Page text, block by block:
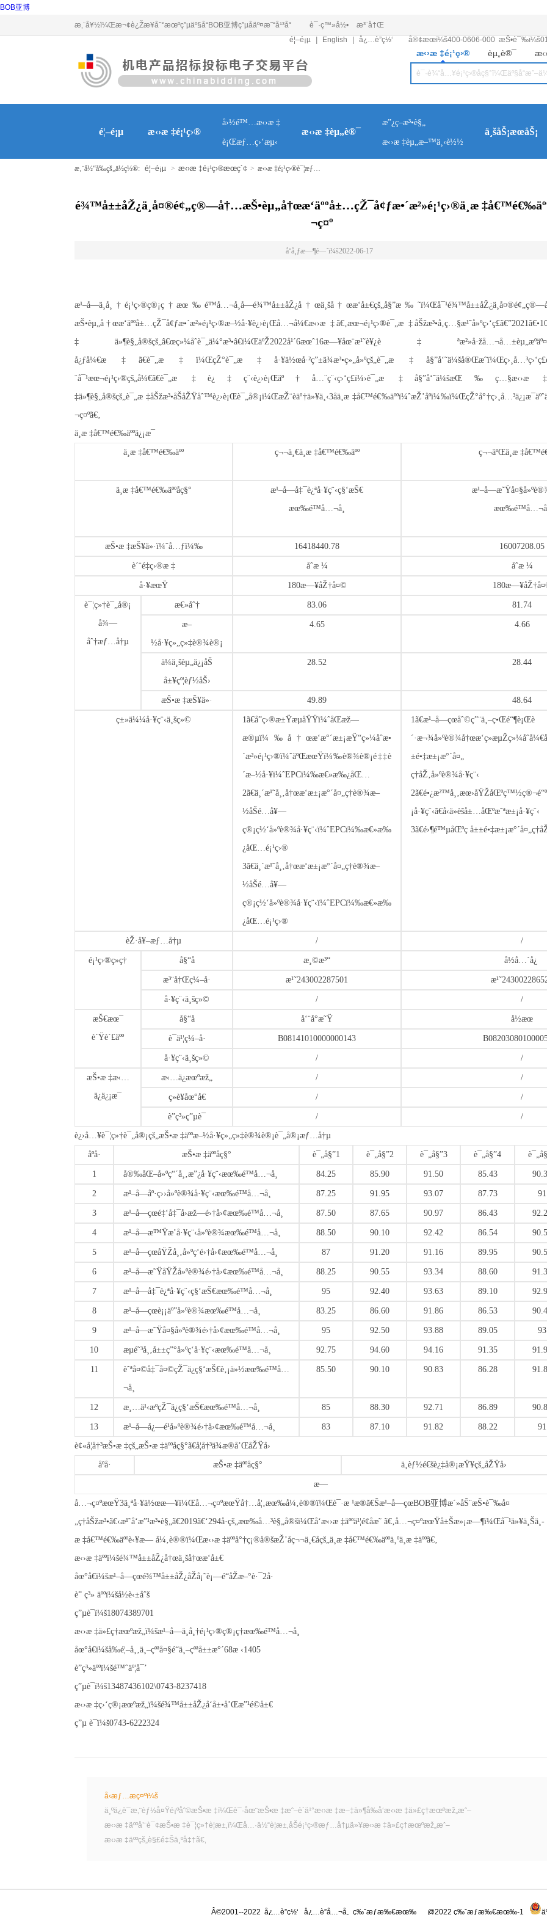
BOB亚博
æ‚¨å¥½ï¼Œæ¬¢è¿Žæ¥åˆ°æœºç”µäº§å“BOB亚博ç”µå­äº¤æ˜“å¹³å° è¯·ç™»å½•
æ³¨å†Œ
é¦–é¡µ
English å¿…è”ç½‘ å®¢æœï¼š400-0606-000
æ‹›æ ‡é¡¹ç›® èµ„è®¯
é¦–é¡µ æ‹›æ ‡é¡¹ç›®
å›½é™…æ‹›æ ‡
è¡Œæƒ…ç›‘æµ‹
æ‹›æ ‡èµ„è®¯
æ”¿ç­–æ³•è§„
æ‹›æ ‡èµ„æ–™ä¸‹è½½
ä¸šåŠ¡æœåŠ¡
æ‚¨å½“å‰çš„ä½ç½®: é¦–é¡µ > æ‹›æ ‡é¡¹ç›®æœç´¢ > æ‹›æ ‡é¡¹ç›®è¯¦æƒ…
é¾™å±±åŽ¿ä¸­å¤®é¢„ç®—å†…æŠ•èµ„å†œæ‘äººå±…çŽ¯å¢ƒæ•´æ²»é¡¹ç›®ä¸­æ
¬ç¤º
å‘å¸ƒæ—¶é—´ï¼š2022-06-17
æŠ•èµ„å†œæ‘äººå±…çŽ¯å¢ƒæ•´æ²»é¡¹ç›®æ–½å·¥è¿›è¡Œå…¬å¼€æ‹›æ ‡ã€‚æœ¬é¡¹ç›®è¯„æ
å¿ƒå¼€æ ‡ã€è¯„æ ‡ï¼ŒçŽ°è¯„æ ‡å·¥ä½œå·²ç”±ä¾æ³•ç»„å»ºçš„è¯„æ
¨å¯¹æœ¬é¡¹ç›®çš„å¼€ã€è¯„æ ‡è¿‡ç¨‹è¿›è¡Œäº†å…¨ç¨‹ç›‘ç£ï¼›è¯„æ
‡ä»¶è§„å®šçš„è¯„æ ‡åŠžæ³•åŠåŽŸåˆ™è¿›è¡Œè¯„å®¡ï¼ŒæŽ¨èäº†ä»¥ä¸‹3åä¸­æ
¬ç¤ºã€‚
ä¸­æ ‡å€™é€‰äººä¿¡æ¯
ä¸­æ ‡å€™é€‰äºº ç¬¬ä¸€ä¸­æ ‡å€™é€‰äºº ç¬¬äºŒä¸­æ
ä¸­æ ‡å€™é€‰äººåç§°
æ¹–å—å‡¯è¿ªå·¥ç¨‹ç§‘æŠ€
æœ‰é™å…¬å¸
æŠ•æ ‡æŠ¥ä»·ï¼ˆå…ƒï¼‰ 16418440.78 16007208.05
è´¨é‡ç›®æ ‡ åˆæ ¼ åˆæ ¼
å·¥æœŸ 180æ—¥åŽ†å¤©
è¯¦ç»†è¯„å®¡
å¾—
åˆ†æƒ…å†µ
æ€»åˆ† 83.06 81.74
æ–
½å·¥ç»„ç»‡è®¾è®¡
4.65 4.66
ä¼ä¸šèµ„ä¿¡åŠ
å±¥çº¦èƒ½åŠ›
28.52 28.44
æŠ•æ ‡æŠ¥ä»· 49.89 48.64
ç±»ä¼¼å·¥ç¨‹ä¸šç»©
1ã€å­”ç›®æ±ŸæµåŸŸï¼ˆåŒæž—
æ®µï¼‰å†œæ‘æ°´æ±¡æŸ“ç»¼åˆæ•
´æ²»é¡¹ç›®ï¼ˆäºŒæœŸï¼‰è®¾è®¡é‡‡è
´­æ–½å·¥ï¼ˆEPCï¼‰æ€»æ‰¿åŒ…
2ã€ä¸´æ¹˜å¸‚å†œæ‘æ±¡æ°´å¤„ç†è®¾æ–
½åŠé…å¥—
ç®¡ç½‘å»ºè®¾å·¥ç¨‹ï¼ˆEPCï¼‰æ€»æ‰
¿åŒ…é¡¹ç›®
3ã€ä¸´æ¹˜å¸‚å†œæ‘æ±¡æ°´å¤„ç†è®¾æ–
½åŠé…å¥—
ç®¡ç½‘å»ºè®¾å·¥ç¨‹ï¼ˆEPCï¼‰æ€»æ‰
¿åŒ…é¡¹ç›®
1ã€æ¹–å—çœåˆ©ç”¨ä¸–ç•Œé“¶è¡Œè
±é•‡æ±¡æ°´å¤„
ç†åŽ‚å»ºè®¾å·¥ç¨‹
¡å·¥ç¨‹ã€å‹ä»èšå±…åŒºæˆªæ±¡å·¥ç¨‹
3ã€é›¶é™µåŒºç
èŽ·å¥–æƒ…å†µ / /
é¡¹ç›®ç»ç† å§“å æ¸©æ³“ å½­å…´å¿
æ³¨å†Œç¼–å· æ¹˜243002287501
å·¥ç¨‹ä¸šç»© / /
æŠ€æœ¯
è´Ÿè´£äºº
å§“å å‘¨å°æ˜Ÿ å½­æœ
è¯ä¹¦ç¼–å· B08141010000000143
å·¥ç¨‹ä¸šç»© / /
æŠ•æ ‡æ‹…
ä¿ä¿¡æ¯
æ‹…ä¿æœºæž„ / /
ç»è¥åœ°å€ / /
è”ç³»ç”µè¯ / /
è¿›å…¥è¯¦ç»†è¯„å®¡çš„æŠ•æ ‡äººæ–½å·¥ç»„ç»‡è®¾è®¡è¯„å®¡æƒ…å†µ
åºå· æŠ•æ ‡äººåç§° è¯„å§”1 è¯„å§”2 è¯„å§”3 è¯„å§”4
1 å®‰åŒ–å»ºç“´å¸‚æ”¿å·¥ç¨‹æœ‰é™å…¬å¸ 84.25 85.90 91.50 85.43
2 æ¹–å—åº·ç››å»ºè®¾å·¥ç¨‹æœ‰é™å…¬å¸ 87.25 91.95 93.07 87.73 91
3 æ¹–å—çœé‡‘å‡¯å›­æž—é›†å›¢æœ‰é™å…¬å¸ 87.50 87.65 90.97 86.43
4 æ¹–å—æ™Ÿæ’å·¥ç¨‹å»ºè®¾æœ‰é™å…¬å¸ 88.50 90.10 92.42 86.54
5 æ¹–å—çœåŸŽå¸‚å»ºç­‘é›†å›¢æœ‰é™å…¬å¸ 87 91.20 91.16 89.95
6 æ¹–å—æ˜ŸåŸŽå»ºè®¾é›†å›¢æœ‰é™å…¬å¸ 88.25 90.55 93.34 88.60
7 æ¹–å—å‡¯è¿ªå·¥ç¨‹ç§‘æŠ€æœ‰é™å…¬å¸ 95 92.40 93.63 89.10
8 æ¹–å—çœè¡¡äº”å»ºè®¾æœ‰é™å…¬å¸ 83.25 86.60 91.86 86.53
9 æ¹–å—æ˜Ÿå¤§å»ºè®¾é›†å›¢æœ‰é™å…¬å¸ 95 92.50 93.88 89.05 93
10 æµé˜³å¸‚å±±ç”°å»ºç­‘å·¥ç¨‹æœ‰é™å…¬å¸ 92.75 94.60 94.16 91.35
11
èˆªå¤©å‡¯å¤©çŽ¯ä¿ç§‘æŠ€è‚¡ä»½æœ‰é™å…
¬å¸
85.50 90.10 90.83 86.28
12 æ¸…ä¹‹æºçŽ¯ä¿ç§‘æŠ€æœ‰é™å…¬å¸ 85 88.30 92.71 86.89
13 æ¹–å—å¿—é¹å»ºè®¾é›†å›¢æœ‰é™å…¬å¸ 83 87.10 91.82 88.22 91
è¢«å¦å†³æŠ•æ ‡çš„æŠ•æ ‡äººåç§°ã€å¦å†³ä¾æ®å’ŒåŽŸå›
åºå· æŠ•æ ‡äººåç§° ä¸èƒ½é€šè¿‡å®¡æŸ¥çš„åŽŸå›
æ—
å…¬ç¤ºæœŸ3ä¸ªå·¥ä½œæ—¥ï¼Œå…¬ç¤ºæœŸå†…å¦‚æœ‰å¼‚è®®ï¼Œè¯·æ ¹æ®ã€Šæ¹–å—çœBOB亚博æ´»åŠ¨æŠ•è¯‰å¤
„ç†åŠžæ³•ã€‹æ¹˜å‘æ”¹æ³•è§„ã€2019ã€‘294å·çš„æœ‰å…³è§„å®šï¼Œå‘æ‹›æ ‡äººä¹¦é¢åæ˜ ã€‚å…¬ç¤ºæœŸå±Šæ»¡æ—¶ï¼Œå¯¹ä»¥ä¸Šä¸­
æ ‡å€™é€‰äººè‹¥æ— å¼‚è®®ï¼Œæ‹›æ ‡äººå°†ç¡®å®šæŽ’åç¬¬ä¸€åçš„ä¸­æ ‡å€™é€‰äººä¸ºä¸­æ ‡äººã€‚
æ‹›æ ‡äººï¼šé¾™å±±åŽ¿å†œä¸šå†œæ‘å±€
åœ°å€ï¼šæ¹–å—çœé¾™å±±åŽ¿åŽå¡˜è¡—é“åŽæ–°è·¯2å·
è” ç³» äººï¼šå½­è‹±åˆš
ç”µè¯ï¼š18074389701
æ‹›æ ‡ä»£ç†æœºæž„ï¼šæ¹–å—ä¸­å¸†é¡¹ç›®ç®¡ç†æœ‰é™å…¬å¸
åœ°å€ï¼šå‰é¦–å¸‚ä¸–çºªå¤§é“ä¸–çºªå±±æ°´68æ ‹1405
è”ç³»äººï¼šé™ˆäº¦å¯’
ç”µè¯ï¼š13487436102\0743-8237418
æ‹›æ ‡ç›‘ç®¡æœºæž„ï¼šé¾™å±±åŽ¿å‘å±•å’Œæ”¹é©å±€
ç”µ è¯ï¼š0743-6222324
å‹æƒ…æç¤ºï¼š
ä¸ºä¿è¯æ‚¨èƒ½å¤Ÿé¡ºåˆ©æŠ•æ ‡ï¼Œè¯·åœ¨æŠ•æ ‡æˆ–è´­ä¹°æ‹›æ ‡æ–‡ä»¶å‰å‘æ‹›æ ‡ä»£ç†æœºæž„æˆ–
æ‹›æ ‡äººå’¨è¯¢æŠ•æ ‡è¯¦ç»†è¦æ±‚ï¼Œå…·ä½“è¦æ±‚åŠé¡¹ç›®æƒ…å†µä»¥æ‹›æ ‡ä»£ç†æœºæž„æˆ–
æ‹›æ ‡äººçš„è§£é‡Šä¸ºå‡†ã€‚
Â©2001--2022 å¿…è”ç½‘ å¿…è”å…¬å¸ ç‰ˆæƒæ‰€æœ‰ @2022 ç‰ˆæƒæ‰€æœ‰-1